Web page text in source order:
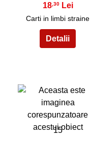
18,30
Carti in limbi straine
15